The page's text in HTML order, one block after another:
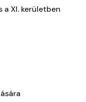
a XI. kerületben